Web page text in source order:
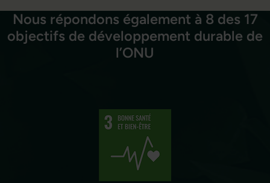
Nous répondons également à 8 des 17
objectifs de développement durable de
l’ONU